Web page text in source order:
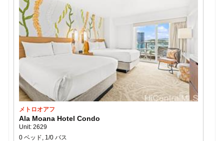
メトロオアフ
Ala Moana Hotel Condo
Unit: 2629
0 ベッド, 1/0 バス